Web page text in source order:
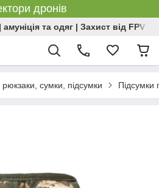
дронів
та одяг | Захист від FPV |
рюкзаки, сумки, підсумки Підсумки